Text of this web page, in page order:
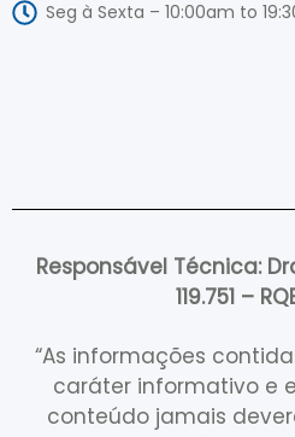
Seg à Sexta – 10:00am to
Responsável Técnica:
119.751 –
“As informações
caráter informativo e
conteúdo jamais